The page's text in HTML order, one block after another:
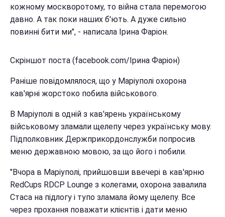
кожному москворотому, то війна стала перемогою
давно. А так поки наших б'ють. А дуже сильно
повинні бити ми", - написала Ірина Фаріон.
Скріншот поста (facebook.com/Ірина Фаріон)
Раніше повідомлялося, що у Маріуполі охорона
кав'ярні жорстоко побила військового.
В Маріуполі в одній з кав'ярень українському
військовому зламали щелепу через українську мову.
Підполковник Держприкордонслужби попросив
меню державною мовою, за що його і побили.
"Вчора в Маріуполі, прийшовши ввечері в кав'ярню
RedCups RDCP Lounge з колегами, охорона завалила
Стаса на підлогу і тупо зламала йому щелепу. Все
через прохання поважати клієнтів і дати меню